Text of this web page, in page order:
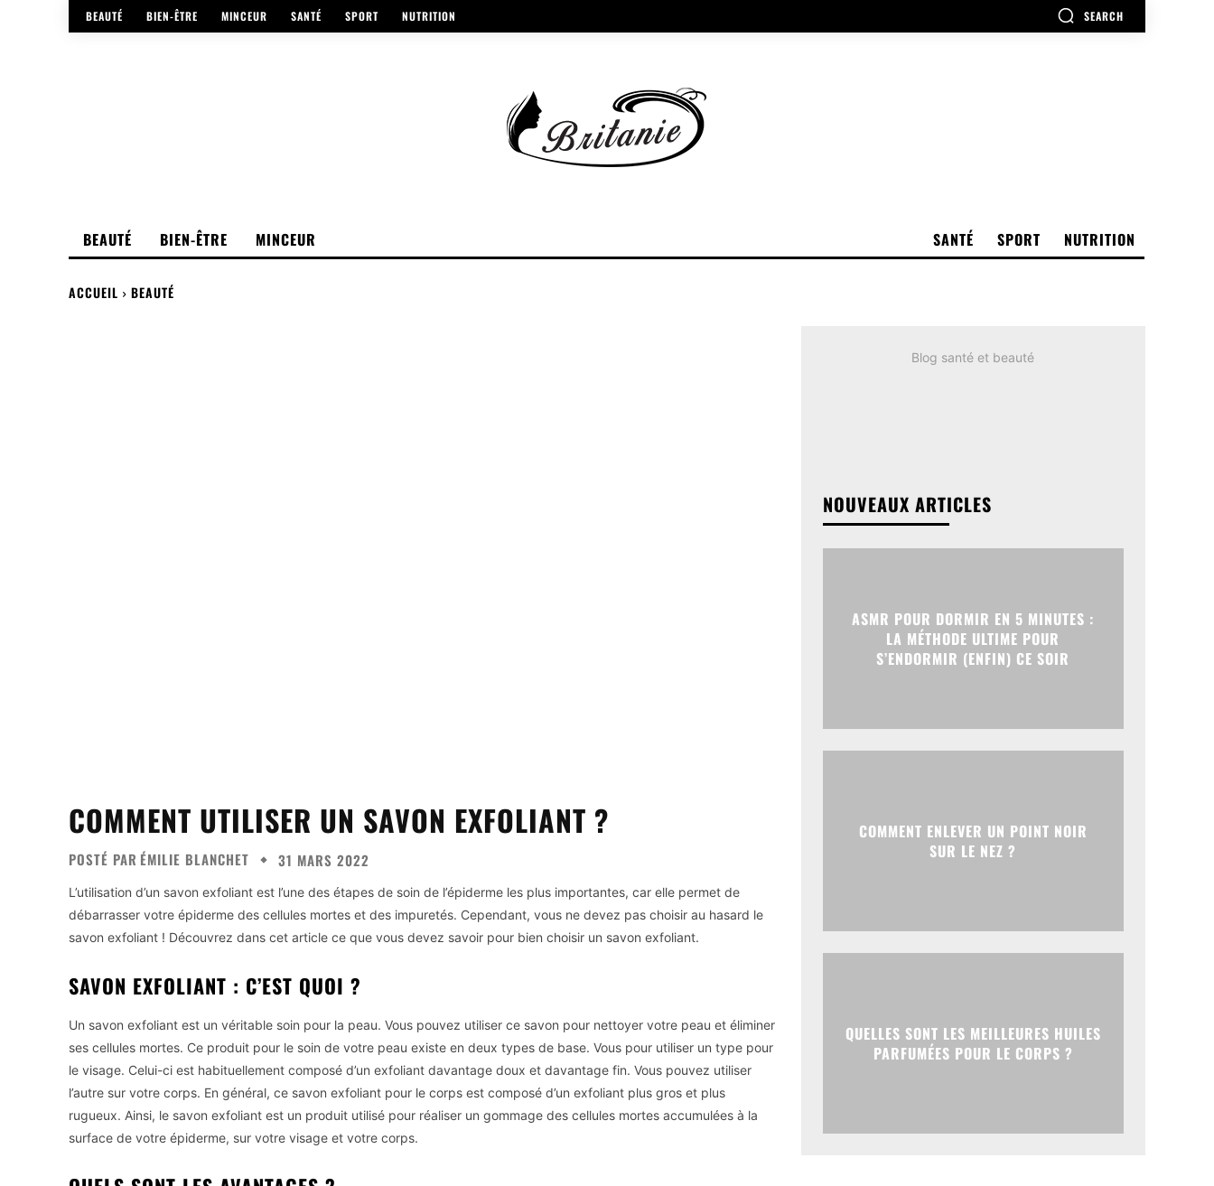
BEAUTÉ BIEN-ÊTRE MINCEUR SANTÉ SPORT NUTRITION SEARCH
SANTÉ SPORT NUTRITION
BEAUTÉ BIEN-ÊTRE MINCEUR
ACCUEIL BEAUTÉ
COMMENT UTILISER UN SAVON EXFOLIANT ?
POSTÉ PAR ÉMILIE BLANCHET 31 MARS 2022
L’utilisation d’un savon exfoliant est l’une des étapes de soin de l’épiderme les plus importantes, car elle permet de
débarrasser votre épiderme des cellules mortes et des impuretés. Cependant, vous ne devez pas choisir au hasard le
savon exfoliant ! Découvrez dans cet article ce que vous devez savoir pour bien choisir un savon exfoliant.
SAVON EXFOLIANT : C’EST QUOI ?
Un savon exfoliant est un véritable soin pour la peau. Vous pouvez utiliser ce savon pour nettoyer votre peau et éliminer
ses cellules mortes. Ce produit pour le soin de votre peau existe en deux types de base. Vous pour utiliser un type pour
le visage. Celui-ci est habituellement composé d’un exfoliant davantage doux et davantage fin. Vous pouvez utiliser
l’autre sur votre corps. En général, ce savon exfoliant pour le corps est composé d’un exfoliant plus gros et plus
rugueux. Ainsi, le savon exfoliant est un produit utilisé pour réaliser un gommage des cellules mortes accumulées à la
surface de votre épiderme, sur votre visage et votre corps.
Blog santé et beauté
NOUVEAUX ARTICLES
ASMR POUR DORMIR EN 5 MINUTES :
LA MÉTHODE ULTIME POUR
S’ENDORMIR (ENFIN) CE SOIR
COMMENT ENLEVER UN POINT NOIR
SUR LE NEZ ?
QUELLES SONT LES MEILLEURES HUILES
PARFUMÉES POUR LE CORPS ?